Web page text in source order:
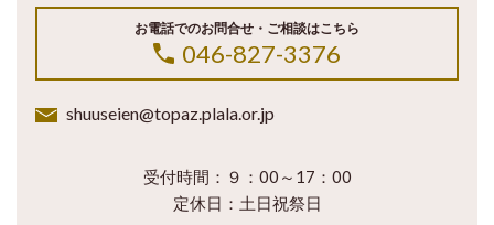
お電話でのお問合せ・ご相談はこちら
046-827-3376
shuuseien@topaz.plala.or.jp
受付時間：９：00～17：00
定休日：土日祝祭日